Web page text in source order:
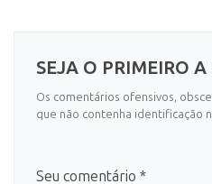
SEJA O PRIMEIRO
Os comentários ofensivos,
que não contenha identificação
Seu comentário *